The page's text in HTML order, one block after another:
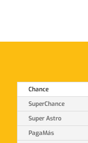
Chance
SuperChance
Super Astro
PagaMás